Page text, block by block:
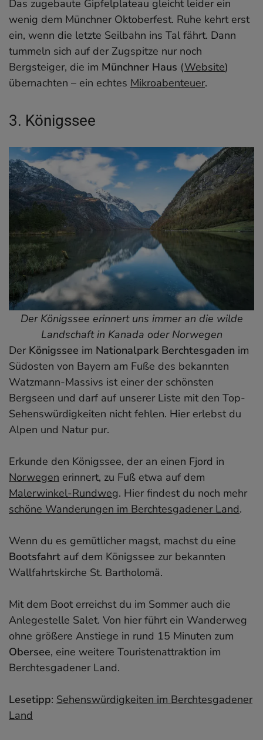
Das zugebaute Gipfelplateau gleicht leider ein
wenig dem Münchner Oktoberfest. Ruhe kehrt erst
ein, wenn die letzte Seilbahn ins Tal fährt. Dann
tummeln sich auf der Zugspitze nur noch
Bergsteiger, die im Münchner Haus (Website)
übernachten – ein echtes Mikroabenteuer.
3. Königssee
Der Königssee erinnert uns immer an die wilde
Landschaft in Kanada oder Norwegen
Der Königssee im Nationalpark Berchtesgaden im
Südosten von Bayern am Fuße des bekannten
Watzmann-Massivs ist einer der schönsten
Bergseen und darf auf unserer Liste mit den Top-
Sehenswürdigkeiten nicht fehlen. Hier erlebst du
Alpen und Natur pur.
Erkunde den Königssee, der an einen Fjord in
Norwegen erinnert, zu Fuß etwa auf dem
Malerwinkel-Rundweg. Hier findest du noch mehr
schöne Wanderungen im Berchtesgadener Land.
Wenn du es gemütlicher magst, machst du eine
Bootsfahrt auf dem Königssee zur bekannten
Wallfahrtskirche St. Bartholomä.
Mit dem Boot erreichst du im Sommer auch die
Anlegestelle Salet. Von hier führt ein Wanderweg
ohne größere Anstiege in rund 15 Minuten zum
Obersee, eine weitere Touristenattraktion im
Berchtesgadener Land.
Lesetipp: Sehenswürdigkeiten im Berchtesgadener
Land